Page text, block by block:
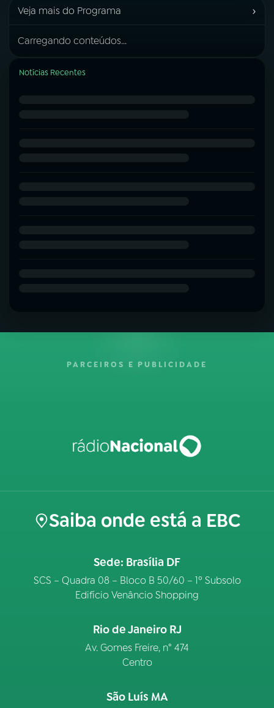
Veja mais do Programa ›
Carregando conteúdos...
Notícias Recentes
PARCEIROS E PUBLICIDADE
Saiba onde está a EBC
Sede: Brasília DF
SCS – Quadra 08 – Bloco B 50/60 – 1º Subsolo
Edifício Venâncio Shopping
Rio de Janeiro RJ
Av. Gomes Freire, n° 474
Centro
São Luís MA